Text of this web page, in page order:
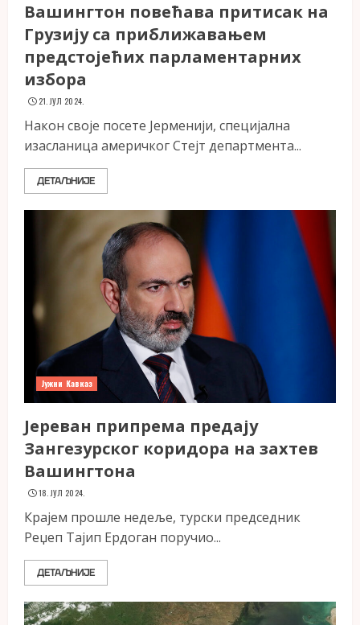
Вашингтон повећава притисак на
Грузију са приближавањем
предстојећих парламентарних
избора
21. ЈУЛ 2024.
Након своје посете Јерменији, специјална
изасланица америчког Стејт департмента...
ДЕТАЉНИЈЕ
Јужни Кавказ
Јереван припрема предају
Зангезурског коридора на захтев
Вашингтона
18. ЈУЛ 2024.
Крајем прошле недеље, турски председник
Реџеп Тајип Ердоган поручио...
ДЕТАЉНИЈЕ